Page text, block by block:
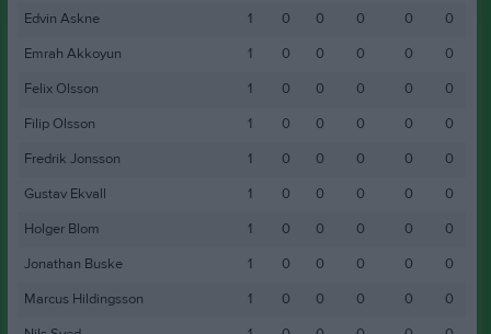
Edvin Askne
1 0 0 0 0
0
Emrah Akkoyun
1 0 0 0 0
0
Felix Olsson
1 0 0 0 0
0
Filip Olsson
1 0 0 0 0
0
Fredrik Jonsson
1 0 0 0 0
0
Gustav Ekvall
1 0 0 0 0
0
Holger Blom
1 0 0 0 0
0
Jonathan Buske
1 0 0 0 0
0
Marcus Hildingsson
1 0 0 0 0
0